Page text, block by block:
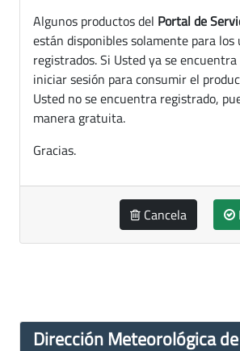
Algunos productos del Portal de
están disponibles solamente para los
registrados. Si Usted ya se
iniciar sesión para consumir el
Usted no se encuentra registrado,
manera gratuita.
Gracias.
Cancela
Dirección Meteorológica